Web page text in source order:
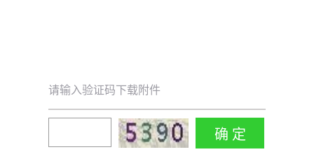
请输入验证码下载附件